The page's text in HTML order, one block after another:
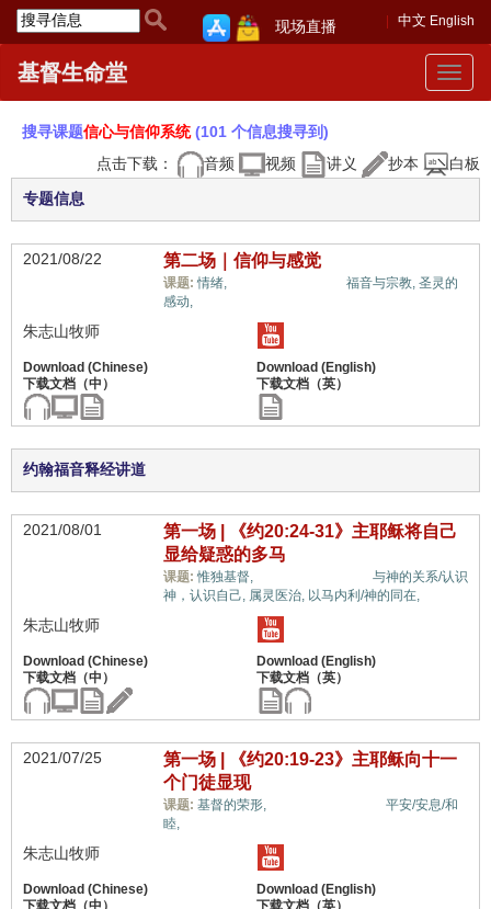
中文 English
现场直播
Toggle
基督生命堂
搜寻课题信心与信仰系统(101 个信息搜寻到)
点击下载：
音频 视频 讲义 抄本 白板
专题信息
2021/08/22 第二场｜信仰与感觉
课题:情绪, 福音与宗教, 圣灵的
感动,
朱志山牧师
约翰福音释经讲道
2021/08/01
第一场 | 《约20:24-31》主耶稣将自己
显给疑惑的多马
课题:惟独基督,
与神的关系/认识
神，认识自己, 属灵医治, 以马内利/神的同在,
朱志山牧师
2021/07/25
第一场 | 《约20:19-23》主耶稣向十一
个门徒显现
课题: 基督的荣形,
平安/安息/和
睦,
朱志山牧师